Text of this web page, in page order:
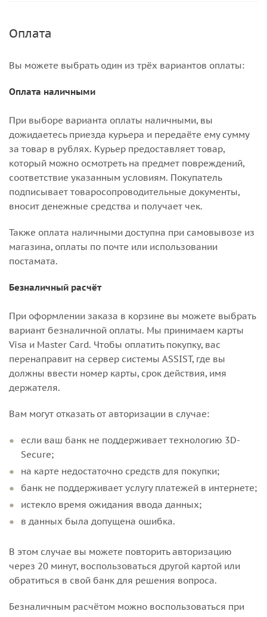
Оплата
Вы можете выбрать один из трёх вариантов оплаты:
Оплата наличными
При выборе варианта оплаты наличными, вы
дожидаетесь приезда курьера и передаёте ему сумму
за товар в рублях. Курьер предоставляет товар,
который можно осмотреть на предмет повреждений,
соответствие указанным условиям. Покупатель
подписывает товаросопроводительные документы,
вносит денежные средства и получает чек.
Также оплата наличными доступна при самовывозе из
магазина, оплаты по почте или использовании
постамата.
Безналичный расчёт
При оформлении заказа в корзине вы можете выбрать
вариант безналичной оплаты. Мы принимаем карты
Visa и Master Card. Чтобы оплатить покупку, вас
перенаправит на сервер системы ASSIST, где вы
должны ввести номер карты, срок действия, имя
держателя.
Вам могут отказать от авторизации в случае:
если ваш банк не поддерживает технологию 3D-
Secure;
на карте недостаточно средств для покупки;
банк не поддерживает услугу платежей в интернете;
истекло время ожидания ввода данных;
в данных была допущена ошибка.
В этом случае вы можете повторить авторизацию
через 20 минут, воспользоваться другой картой или
обратиться в свой банк для решения вопроса.
Безналичным расчётом можно воспользоваться при